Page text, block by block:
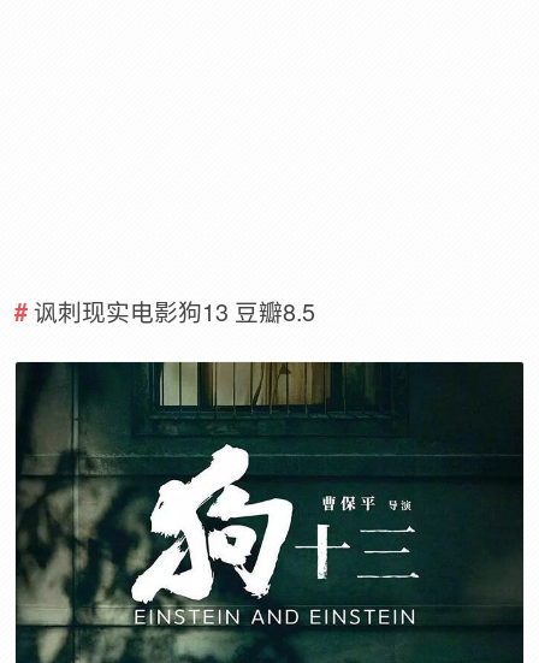
讽刺现实电影狗13 豆瓣8.5